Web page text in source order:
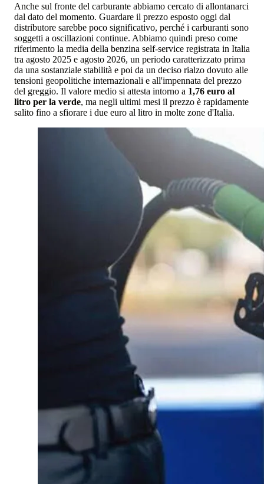
Anche sul fronte del carburante abbiamo cercato di allontanarci
dal dato del momento. Guardare il prezzo esposto oggi dal
distributore sarebbe poco significativo, perché i carburanti sono
soggetti a oscillazioni continue. Abbiamo quindi preso come
riferimento la media della benzina self-service registrata in Italia
tra agosto 2025 e agosto 2026, un periodo caratterizzato prima
da una sostanziale stabilità e poi da un deciso rialzo dovuto alle
tensioni geopolitiche internazionali e all'impennata del prezzo
del greggio. Il valore medio si attesta intorno a 1,76 euro al
litro per la verde, ma negli ultimi mesi il prezzo è rapidamente
salito fino a sfiorare i due euro al litro in molte zone d'Italia.